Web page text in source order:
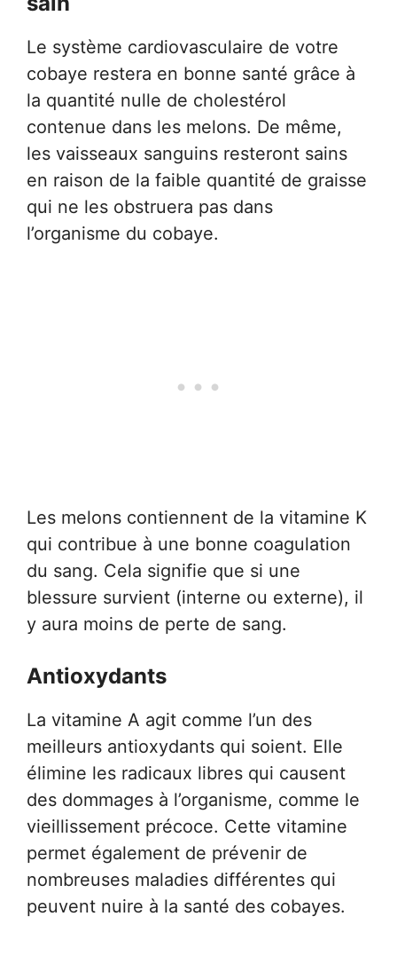
Le système cardiovasculaire de votre
cobaye restera en bonne santé grâce à
la quantité nulle de cholestérol
contenue dans les melons. De même,
les vaisseaux sanguins resteront sains
en raison de la faible quantité de graisse
qui ne les obstruera pas dans
l’organisme du cobaye.
Les melons contiennent de la vitamine K
qui contribue à une bonne coagulation
du sang. Cela signifie que si une
blessure survient (interne ou externe), il
y aura moins de perte de sang.
Antioxydants
La vitamine A agit comme l’un des
meilleurs antioxydants qui soient. Elle
élimine les radicaux libres qui causent
des dommages à l’organisme, comme le
vieillissement précoce. Cette vitamine
permet également de prévenir de
nombreuses maladies différentes qui
peuvent nuire à la santé des cobayes.